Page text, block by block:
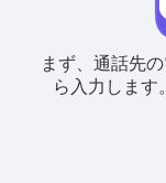
まず、通話先
ら入力します。